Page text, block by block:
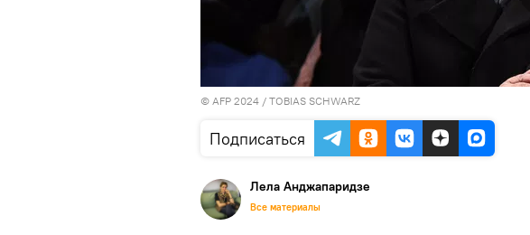
© AFP 2024 / TOBIAS SCHWARZ
Подписаться
Лела Анджапаридзе
Все материалы